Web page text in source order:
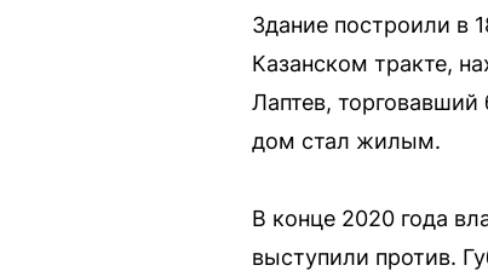
Здание построили в
Казанском тракте,
Лаптев,
дом стал жилым.
В конце 2020 года
выступили против.